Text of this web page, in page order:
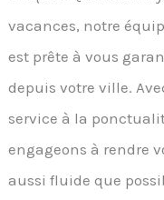
vacances, notre
est prête à vous
depuis votre ville.
service à la
engageons à rendre
aussi fluide que